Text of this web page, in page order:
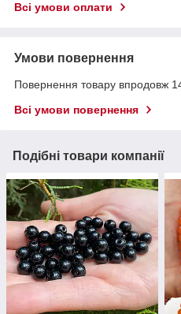
Всі умови оплати
Умови повернення
Повернення товару впродовж
Всі умови повернення
Подібні товари компанії